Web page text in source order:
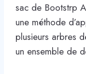
sac de Bootstrp
une méthode
plusieurs arbres
un ensemble de